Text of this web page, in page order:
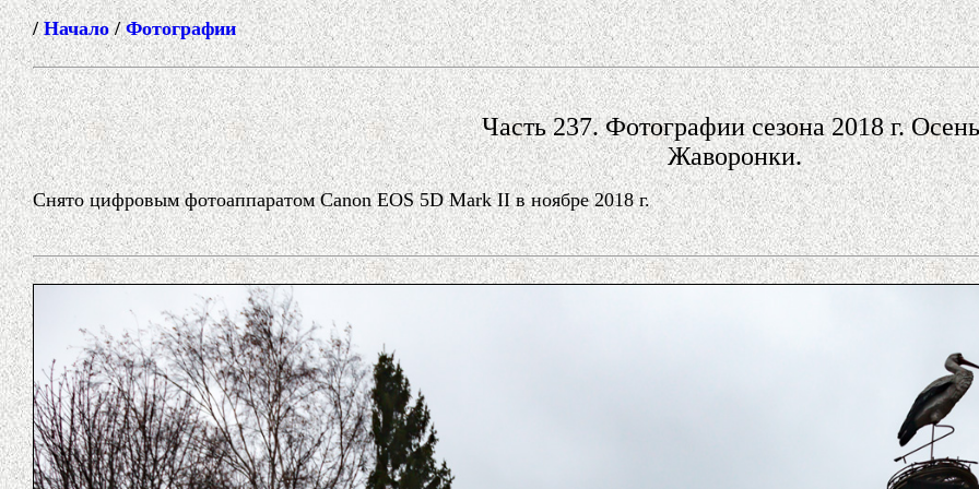
/Начало/Фотографии
Часть 237. Фотографии сезона 2018 г.
Жаворонки.
Снято цифровым фотоаппаратом Canon EOS 5D Mark II в ноябре 2018 г.